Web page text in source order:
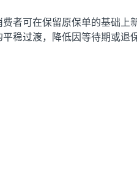
者可在保留原保单的基础上
稳过渡，降低因等待期或退